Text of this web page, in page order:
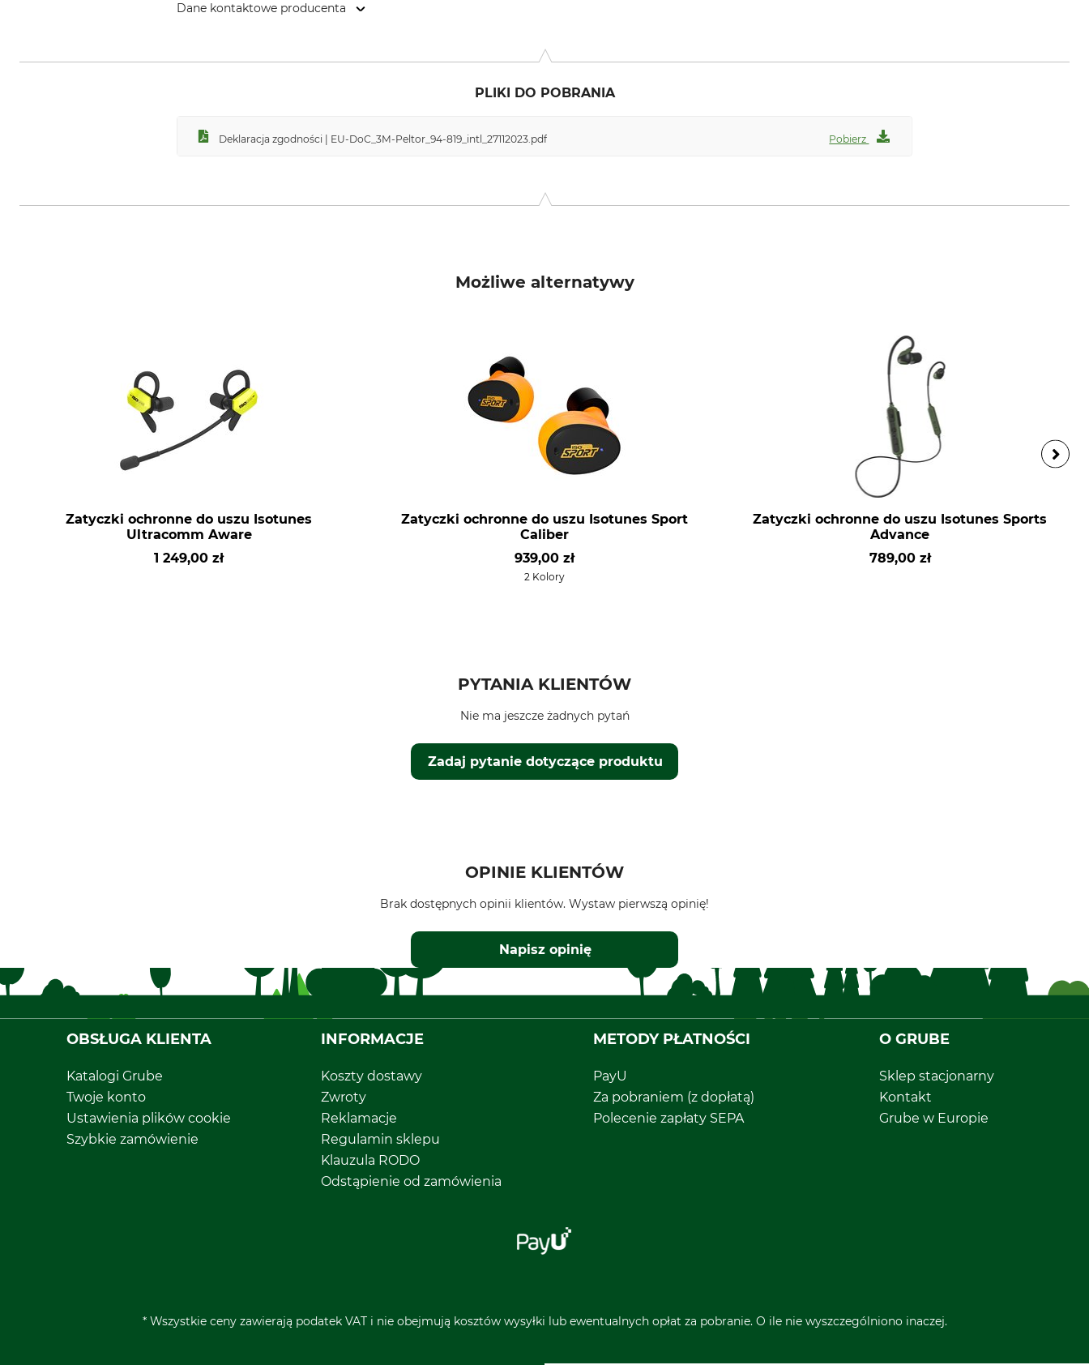
Dane kontaktowe producenta
PLIKI DO POBRANIA
Deklaracja zgodności | EU-DoC_3M-Peltor_94-819_intl_27112023.pdf Pobierz
Możliwe alternatywy
Zatyczki ochronne do uszu Isotunes
Ultracomm Aware
1 249,00 zł
Zatyczki ochronne do uszu Isotunes Sport
Caliber
939,00 zł
2 Kolory
Zatyczki ochronne do uszu Isotunes Sports
Advance
789,00 zł
PYTANIA KLIENTÓW
Zadaj pytanie dotyczące produktu
Nie ma jeszcze żadnych pytań
OPINIE KLIENTÓW
Brak dostępnych opinii klientów. Wystaw pierwszą opinię!
Napisz opinię
OBSŁUGA KLIENTA
Katalogi Grube
Twoje konto
Ustawienia plików cookie
Szybkie zamówienie
INFORMACJE
Koszty dostawy
Zwroty
Reklamacje
Regulamin sklepu
Klauzula RODO
Odstąpienie od zamówienia
METODY PŁATNOŚCI
PayU
Za pobraniem (z dopłatą)
Polecenie zapłaty SEPA
O GRUBE
Sklep stacjonarny
Kontakt
Grube w Europie
* Wszystkie ceny zawierają podatek VAT i nie obejmują kosztów wysyłki lub ewentualnych opłat za pobranie. O ile nie wyszczególniono inaczej.